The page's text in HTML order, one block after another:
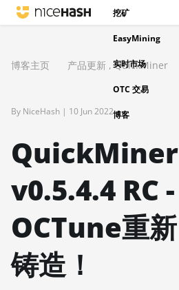
挖矿
EasyMining
实时市场
OTC 交易
博客
博客主页 产品更新 , QuickMiner
By NiceHash | 10 Jun 2022
QuickMiner
v0.5.4.4 RC -
OCTune重新
铸造！